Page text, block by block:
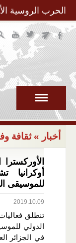
الحرب الروسية
أخبار » ثقافة
للموسيقى
2019.10.09
تنطلق
الدولي
في الجزائر